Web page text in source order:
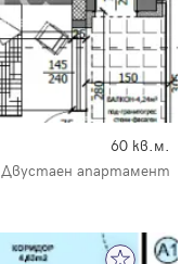
60 кв.м.
Двустаен апартамент